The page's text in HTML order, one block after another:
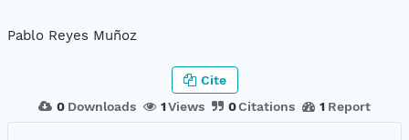
Pablo Reyes Muñoz
0 Downloads 1Views 0Citations 1 Report
Cite